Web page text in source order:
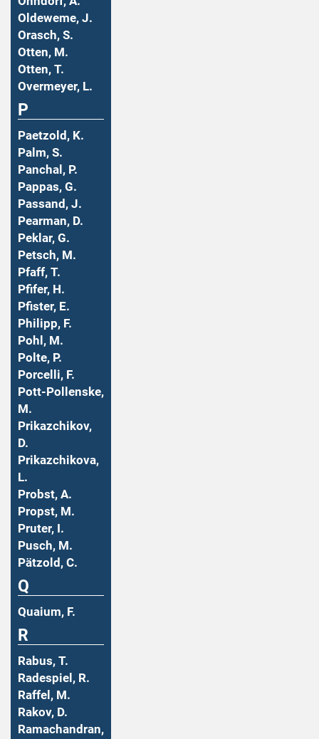
Oldeweme, J.
Orasch, S.
Otten, M.
Otten, T.
Overmeyer, L.
P
Paetzold, K.
Palm, S.
Panchal, P.
Pappas, G.
Passand, J.
Pearman, D.
Peklar, G.
Petsch, M.
Pfaff, T.
Pfifer, H.
Pfister, E.
Philipp, F.
Pohl, M.
Polte, P.
Porcelli, F.
Pott-Pollenske,
M.
Prikazchikov,
D.
Prikazchikova,
L.
Probst, A.
Propst, M.
Pruter, I.
Pusch, M.
Pätzold, C.
Q
Quaium, F.
R
Rabus, T.
Radespiel, R.
Raffel, M.
Rakov, D.
Ramachandran,